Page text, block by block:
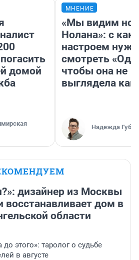
домой
МНЕНИЕ
«Мы видим
Нолана»: с
настроем
смотреть
чтобы она не
выглядела как
Надежда
дизайнер из Москвы
восстанавливает дом в
области
этого»: таролог о судьбе
в августе